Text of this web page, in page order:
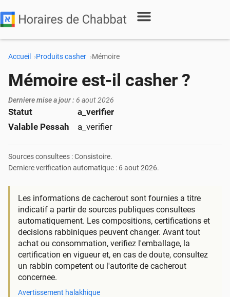
Accueil Produits casher Mémoire
Mémoire est-il casher ?
Derniere mise a jour : 6 aout 2026
Statut
a_verifier
Valable Pessah
a_verifier
Sources consultees : Consistoire.
Derniere verification automatique : 6 aout 2026.
Les informations de cacherout sont fournies a titre
indicatif a partir de sources publiques consultees
automatiquement. Les compositions, certifications et
decisions rabbiniques peuvent changer. Avant tout
achat ou consommation, verifiez l'emballage, la
certification en vigueur et, en cas de doute, consultez
un rabbin competent ou l'autorite de cacherout
concernee.
Avertissement halakhique